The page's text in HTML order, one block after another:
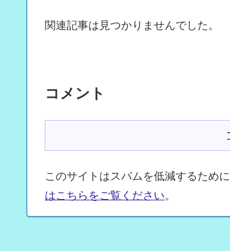
関連記事は見つかりませんでした。
コメント
このサイトはスパムを低減するため
はこちらをご覧ください。